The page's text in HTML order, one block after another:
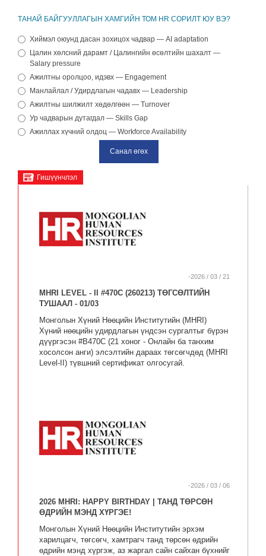
ТАНАЙ БАЙГУУЛЛАГЫН ХАМГИЙН ТОМ HR СОРИЛТ ЮУ ВЭ?
Хиймэл оюунд дасан зохицох чадвар — AI adaptation
Цалин хөлсний дарамт / Цалингийн өсөлтийн шахалт —
Salary pressure
Ажилтны оролцоо, идэвх — Engagement
Манлайлал / Удирдлагын чадавх — Leadership
Ажилтны шилжилт хөдөлгөөн — Turnover
Ур чадварын дутагдал — Skills Gap
Ажиллах хүчний олдоц — Workforce Availability
Гишүүнчлэл
-2026 / 03 / 21
MHRI LEVEL - II #470C (260213) ТӨГСӨЛТИЙН
ТУШААЛ - 01/03
Монголын Хүний Нөөцийн Институтийн (MHRI)
Хүний нөөцийн удирдлагын үндсэн сургалтыг бүрэн
дүүргэсэн #B470C (21 хоног - Онлайн ба танхим
хосолсон анги) элсэлтийн дараах төгсөгчдөд (MHRI
Level-II) түвшний сертификат олгосугай.
-2026 / 03 / 06
2026 MHRI: HAPPY BIRTHDAY | ТАНД ТӨРСӨН
ӨДРИЙН МЭНД ХҮРГЭЕ!
Монголын Хүний Нөөцийн Институтийн эрхэм
харилцагч, төгсөгч, хамтрагч танд төрсөн өдрийн
өдрийн мэнд хүргэж, аз жаргал сайн сайхан бүхнийг